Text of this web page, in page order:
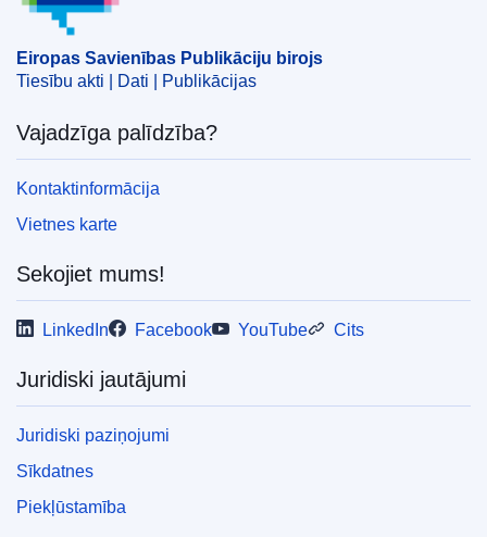
CELEX : 52019XC0524(05)
OJ : JOC_2019_179_R_0007
Eiropas Savienības Publikāciju birojs
Tiesību akti | Dati | Publikācijas
Vajadzīga palīdzība?
Kontaktinformācija
Vietnes karte
Sekojiet mums!
LinkedIn Facebook YouTube Cits
Juridiski jautājumi
Juridiski paziņojumi
Sīkdatnes
Piekļūstamība